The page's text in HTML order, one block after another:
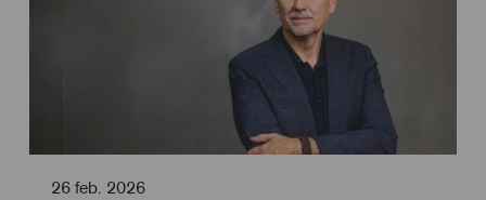
26 feb. 2026